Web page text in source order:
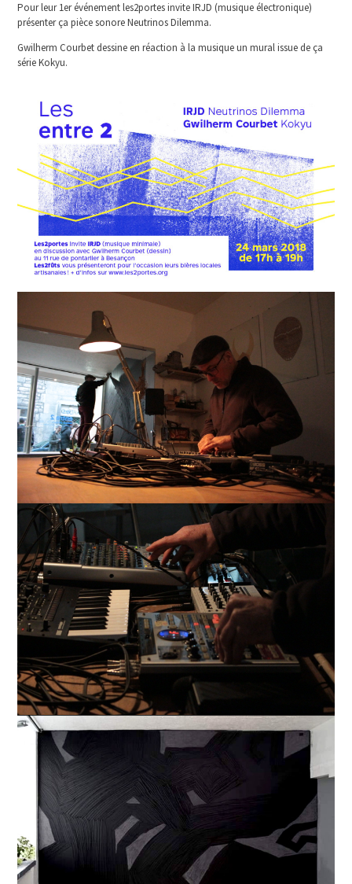
Pour leur 1er événement les2portes invite IRJD (musique électronique)
présenter ça pièce sonore Neutrinos Dilemma.
Gwilherm Courbet dessine en réaction à la musique un mural issue de ça
série Kokyu.